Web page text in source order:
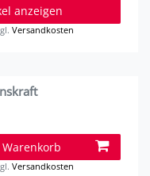
anzeigen
Versandkosten
Versandkosten